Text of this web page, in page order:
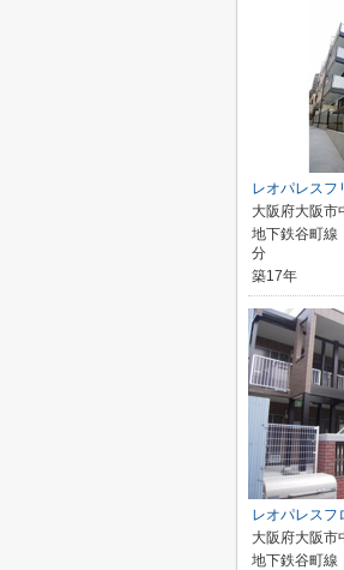
レオパレスフ
大阪府大阪市
地下鉄谷町線
分
築17年
レオパレスフ
大阪府大阪市
地下鉄谷町線